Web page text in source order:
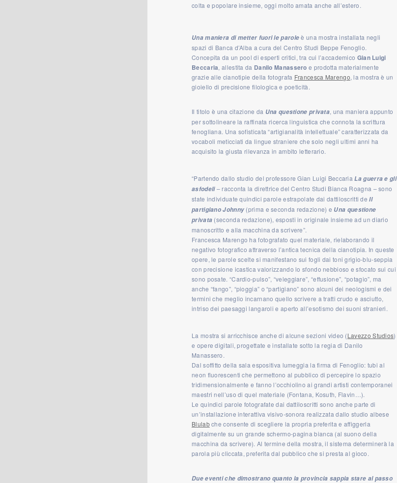
colta e popolare insieme, oggi molto amata anche all’estero.
Una maniera di metter fuori le paroleè una mostra installata negli
spazi di Banca d’Alba a cura del Centro Studi Beppe Fenoglio.
Concepita da un pool di esperti critici, tra cui l’accademico Gian Luigi
Beccaria, allestita da Danilo Manassero e prodotta materialmente
grazie alle cianotipie della fotografa Francesca Marengo, la mostra è un
gioiello di precisione filologica e poeticità.
Il titolo è una citazione da Una questione privata, una maniera appunto
per sottolineare la raffinata ricerca linguistica che connota la scrittura
fenogliana. Una sofisticata “artigianalità intellettuale” caratterizzata da
vocaboli meticciati da lingue straniere che solo negli ultimi anni ha
acquisito la giusta rilevanza in ambito letterario.
“Partendo dallo studio del professore Gian Luigi BeccariaLa guerra e gli
asfodeli– racconta la direttrice del Centro Studi Bianca Roagna – sono
state individuate quindici parole estrapolate dai dattiloscritti deIl
partigiano Johnny (prima e seconda redazione) e Una questione
privata (seconda redazione), esposti in originale insieme ad un diario
manoscritto e alla macchina da scrivere”.
Francesca Marengo ha fotografato quel materiale, rielaborando il
negativo fotografico attraverso l’antica tecnica della cianotipia. In queste
opere, le parole scelte si manifestano sui fogli dai toni grigio-blu-seppia
con precisione icastica valorizzando lo sfondo nebbioso e sfocato sui cui
sono posate. “Cardio-pulso”, “veleggiare”, “effusione”, “potagio”, ma
anche “fango”, “pioggia” o “partigiano” sono alcuni dei neologismi e dei
termini che meglio incarnano quello scrivere a tratti crudo e asciutto,
intriso dei paesaggi langaroli e aperto all’esotismo dei suoni stranieri.
La mostra si arricchisce anche di alcune sezioni video (Lavezzo Studios)
e opere digitali, progettate e installate sotto la regia di Danilo
Manassero.
Dal soffitto della sala espositiva lumeggia la firma di Fenoglio: tubi al
neon fluorescenti che permettono al pubblico di percepire lo spazio
tridimensionalmente e fanno l’occhiolino ai grandi artisti contemporanei
maestri nell’uso di quel materiale (Fontana, Kosuth, Flavin…).
Le quindici parole fotografate dai dattiloscritti sono anche parte di
un’installazione interattiva visivo-sonora realizzata dallo studio albese
Blulabche consente di scegliere la propria preferita e affiggerla
digitalmente su un grande schermo-pagina bianca (al suono della
macchina da scrivere). Al termine della mostra, il sistema determinerà la
parola più cliccata, preferita dal pubblico che si presta al gioco.
Due eventi che dimostrano quanto la provincia sappia stare al passo